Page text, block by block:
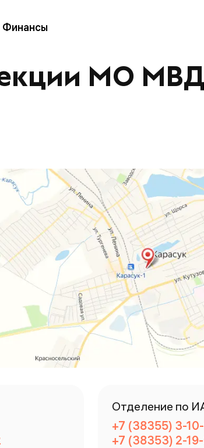
Финансы
МО МВД
Отделение по
+7 (38355) 3-
+7 (38353) 2-